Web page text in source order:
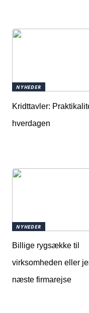
NYHEDER
Kridttavler:
hverdagen
NYHEDER
Billige rygsække til
virksomheden eller
næste firmarejse